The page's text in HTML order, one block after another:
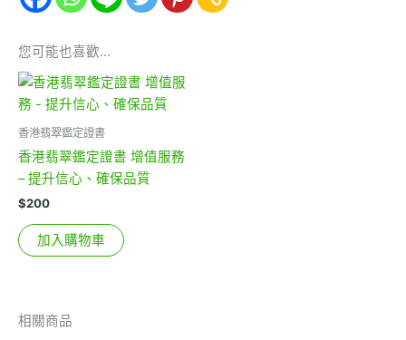
您可能也喜歡…
香港翡翠鑑定證書
香港翡翠鑑定證書 增值服務
– 提升信心、確保品質
$200
加入購物車
相關商品